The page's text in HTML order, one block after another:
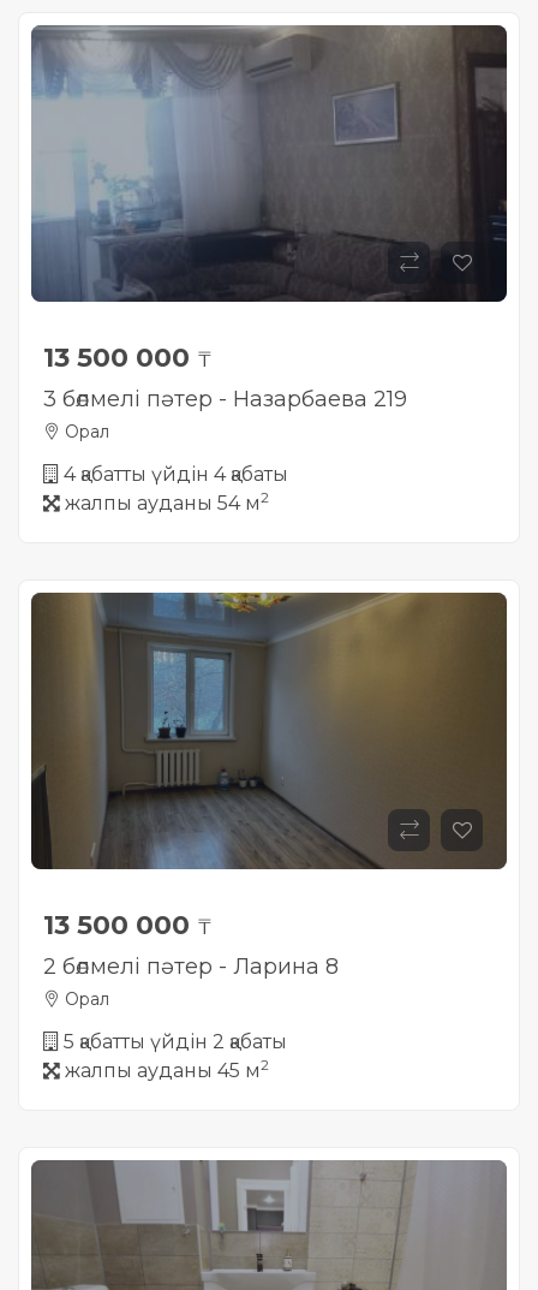
13 500 000 ₸
3 бөлмелі пәтер - Назарбаева 219
Орал
4 қабатты үйдін 4 қабаты
жалпы ауданы 54 м2
13 500 000 ₸
2 бөлмелі пәтер - Ларина 8
Орал
5 қабатты үйдін 2 қабаты
жалпы ауданы 45 м2